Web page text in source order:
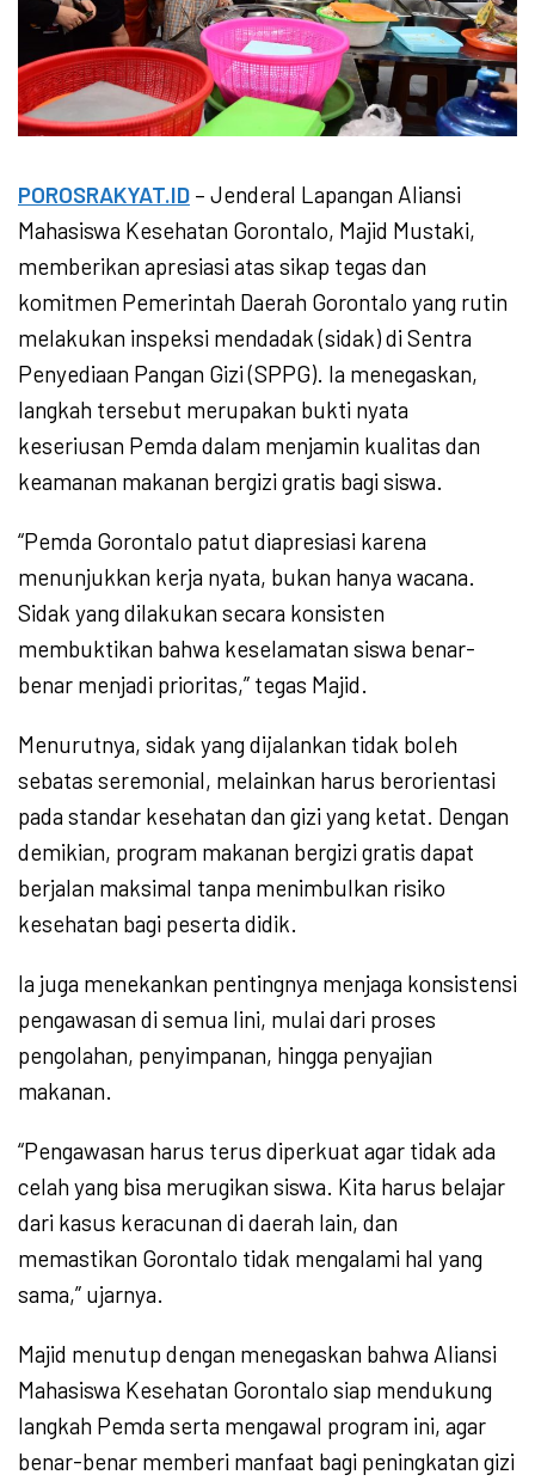
POROSRAKYAT.ID – Jenderal Lapangan Aliansi
Mahasiswa Kesehatan Gorontalo, Majid Mustaki,
memberikan apresiasi atas sikap tegas dan
komitmen Pemerintah Daerah Gorontalo yang rutin
melakukan inspeksi mendadak (sidak) di Sentra
Penyediaan Pangan Gizi (SPPG). Ia menegaskan,
langkah tersebut merupakan bukti nyata
keseriusan Pemda dalam menjamin kualitas dan
keamanan makanan bergizi gratis bagi siswa.
“Pemda Gorontalo patut diapresiasi karena
menunjukkan kerja nyata, bukan hanya wacana.
Sidak yang dilakukan secara konsisten
membuktikan bahwa keselamatan siswa benar-
benar menjadi prioritas,” tegas Majid.
Menurutnya, sidak yang dijalankan tidak boleh
sebatas seremonial, melainkan harus berorientasi
pada standar kesehatan dan gizi yang ketat. Dengan
demikian, program makanan bergizi gratis dapat
berjalan maksimal tanpa menimbulkan risiko
kesehatan bagi peserta didik.
Ia juga menekankan pentingnya menjaga konsistensi
pengawasan di semua lini, mulai dari proses
pengolahan, penyimpanan, hingga penyajian
makanan.
“Pengawasan harus terus diperkuat agar tidak ada
celah yang bisa merugikan siswa. Kita harus belajar
dari kasus keracunan di daerah lain, dan
memastikan Gorontalo tidak mengalami hal yang
sama,” ujarnya.
Majid menutup dengan menegaskan bahwa Aliansi
Mahasiswa Kesehatan Gorontalo siap mendukung
langkah Pemda serta mengawal program ini, agar
benar-benar memberi manfaat bagi peningkatan gizi